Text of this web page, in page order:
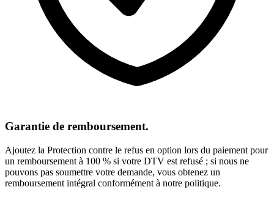
Garantie de remboursement.
Ajoutez la Protection contre le refus en option lors du paiement pour
un remboursement à 100 % si votre DTV est refusé ; si nous ne
pouvons pas soumettre votre demande, vous obtenez un
remboursement intégral conformément à notre politique.